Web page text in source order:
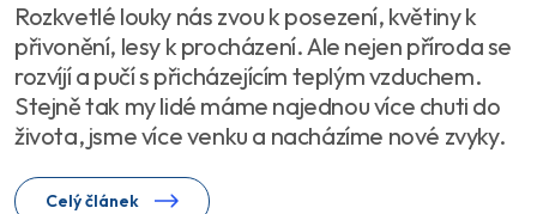
Rozkvetlé louky nás zvou k posezení, květiny k
přivonění, lesy k procházení. Ale nejen příroda se
rozvíjí a pučí s přicházejícím teplým vzduchem.
Stejně tak my lidé máme najednou více chuti do
života, jsme více venku a nacházíme nové zvyky.
Celý článek